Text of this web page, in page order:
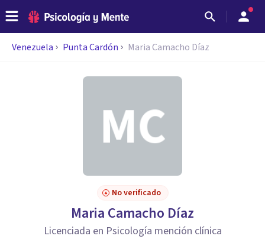
Venezuela Punta Cardón Maria Camacho Díaz
No verificado
Maria Camacho Díaz
Licenciada en Psicología mención clínica